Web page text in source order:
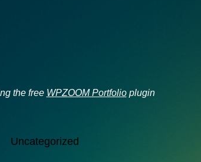
the free WPZOOM Portfolioplugin
Uncategorized